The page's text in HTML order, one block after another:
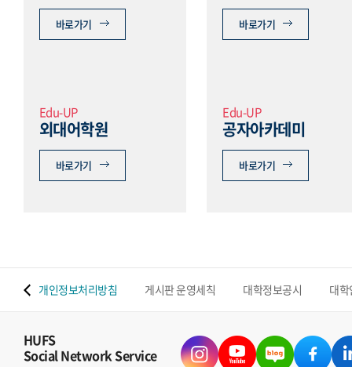
바로가기 바로가기
Edu-UP
외대어학원
바로가기
Edu-UP
공자아카데미
바로가기
개인정보처리방침 게시판 운영세칙 대학정보공시 대
HUFS
Social Network Service